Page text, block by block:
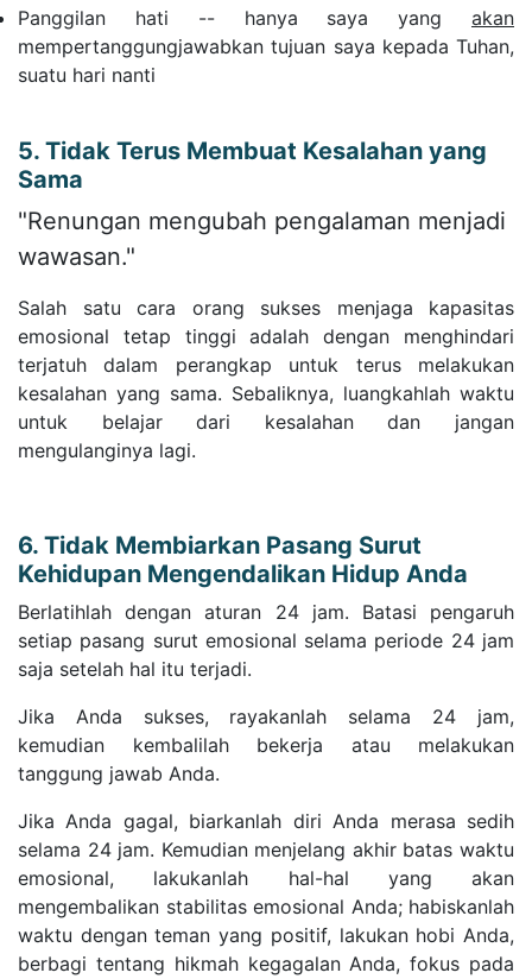
Panggilan hati -- hanya saya yang akan
mempertanggungjawabkan tujuan saya kepada Tuhan,
suatu hari nanti
5. Tidak Terus Membuat Kesalahan yang
Sama
"Renungan mengubah pengalaman menjadi
wawasan."
Salah satu cara orang sukses menjaga kapasitas
emosional tetap tinggi adalah dengan menghindari
terjatuh dalam perangkap untuk terus melakukan
kesalahan yang sama. Sebaliknya, luangkahlah waktu
untuk belajar dari kesalahan dan jangan
mengulanginya lagi.
6. Tidak Membiarkan Pasang Surut
Kehidupan Mengendalikan Hidup Anda
Berlatihlah dengan aturan 24 jam. Batasi pengaruh
setiap pasang surut emosional selama periode 24 jam
saja setelah hal itu terjadi.
Jika Anda sukses, rayakanlah selama 24 jam,
kemudian kembalilah bekerja atau melakukan
tanggung jawab Anda.
Jika Anda gagal, biarkanlah diri Anda merasa sedih
selama 24 jam. Kemudian menjelang akhir batas waktu
emosional, lakukanlah hal-hal yang akan
mengembalikan stabilitas emosional Anda; habiskanlah
waktu dengan teman yang positif, lakukan hobi Anda,
berbagi tentang hikmah kegagalan Anda, fokus pada